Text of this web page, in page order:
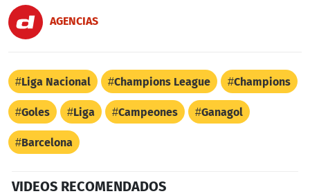
AGENCIAS
Liga Nacional Champions League Champions
Goles Liga Campeones Ganagol
Barcelona
VIDEOS RECOMENDADOS